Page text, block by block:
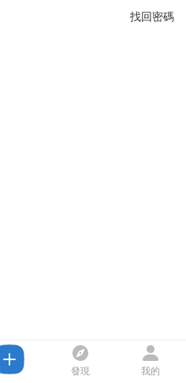
找回密碼
發現 我的